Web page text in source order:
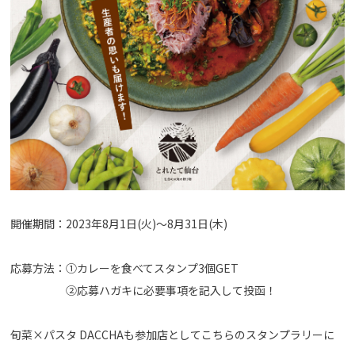
開催期間：2023年8月1日(火)〜8月31日(木)
応募方法：①カレーを食べてスタンプ3個GET
②応募ハガキに必要事項を記入して投函！
旬菜×パスタ DACCHAも参加店としてこちらのスタンプラリーに